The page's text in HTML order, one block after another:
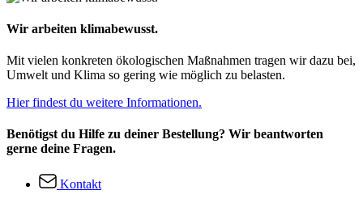
Wir arbeiten klimabewusst.
Mit vielen konkreten ökologischen Maßnahmen tragen wir dazu bei,
Umwelt und Klima so gering wie möglich zu belasten.
Hier findest du weitere Informationen.
Benötigst du Hilfe zu deiner Bestellung? Wir beantworten
gerne deine Fragen.
Kontakt